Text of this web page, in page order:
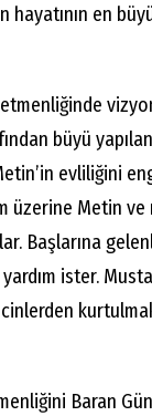
en
büyü
evliliğini
üzerine Metin
Başlarına
ister.
Baran